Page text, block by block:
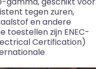
tegen zuren,
en andere
toestellen zijn ENEC-
Certification)